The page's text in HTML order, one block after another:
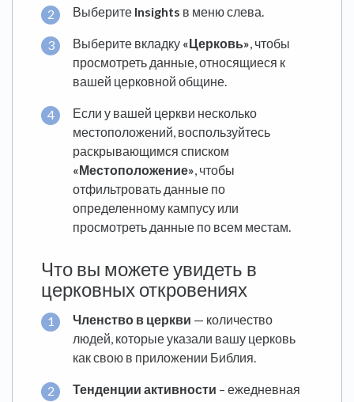
Выберите Insights в меню слева.
Выберите вкладку «Церковь», чтобы
просмотреть данные, относящиеся к
вашей церковной общине.
Если у вашей церкви несколько
местоположений, воспользуйтесь
раскрывающимся списком
«Местоположение» , чтобы
отфильтровать данные по
определенному кампусу или
просмотреть данные по всем местам.
Что вы можете увидеть в
церковных откровениях
Членство в церкви — количество
людей, которые указали вашу церковь
как свою в приложении Библия.
Тенденции активности – ежедневная